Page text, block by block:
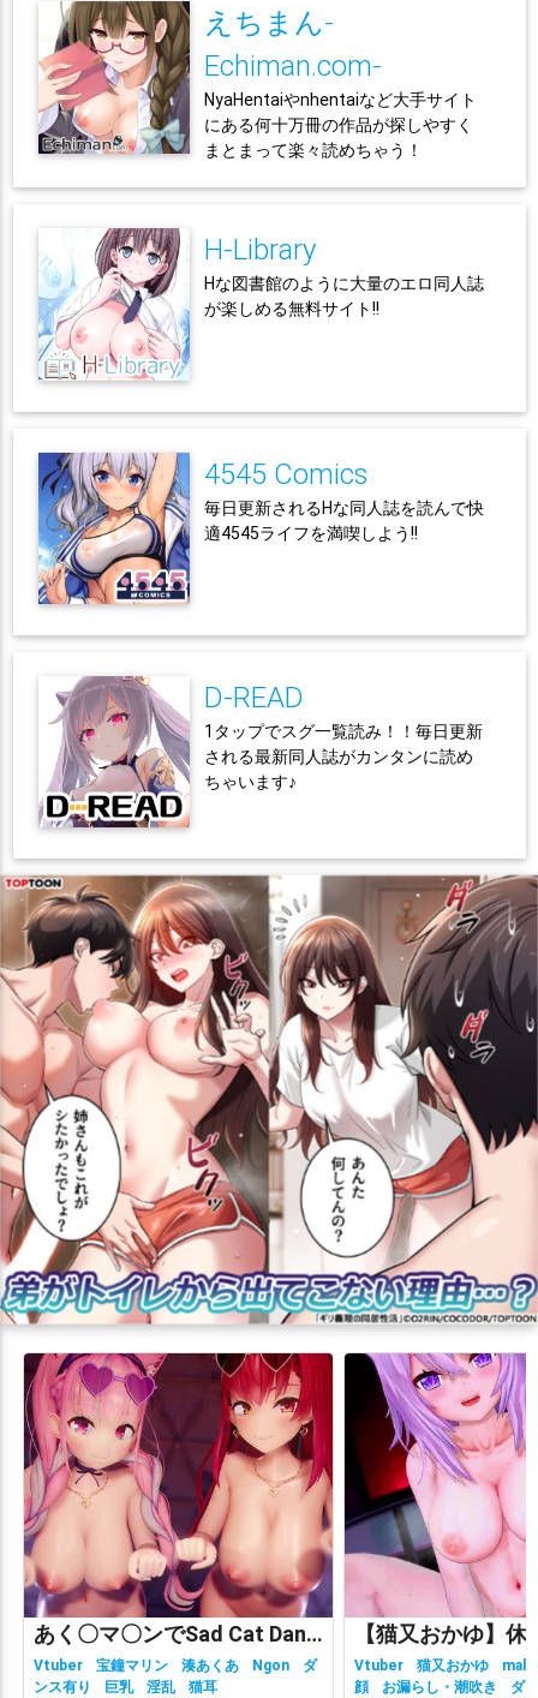
えちまん-
Echiman.com-
NyaHentaiやnhentaiなど大手サイト
にある何十万冊の作品が探しやすく
まとまって楽々読めちゃう！
H-Library
Hな図書館のように大量のエロ同人誌
が楽しめる無料サイト!!
4545 Comics
毎日更新されるHな同人誌を読んで快
適4545ライフを満喫しよう!!
D-READ
1タップでスグ一覧読み！！毎日更新
される最新同人誌がカンタンに読め
ちゃいます♪
あく〇マ〇ンでSad Cat Dance
Vtuber 宝鐘マリン 湊あくあ Ngon
ダ
ンス有り
巨乳 淫乱 猫耳
Vtuber 猫又おかゆ
顔
お漏らし・潮吹き ダ